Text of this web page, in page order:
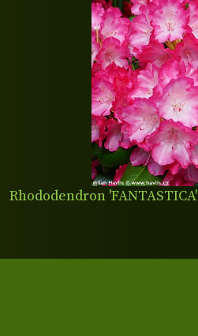
Rhododendron 'FANTASTICA'